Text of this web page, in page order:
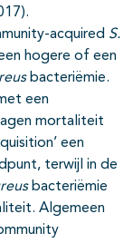
acquired S.
hogere of een
bacteriëmie.
een
mortaliteit
een
terwijl in de
bacteriëmie
Algemeen